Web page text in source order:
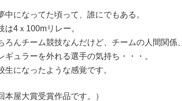
中になってた頃って、誰にでもある。
は4ｘ100mリレー。
ろんチーム競技なんだけど、チームの人間関係、
ギュラーを外れる選手の気持ち・・・。
生になったような感覚です。
本屋大賞受賞作品です。）